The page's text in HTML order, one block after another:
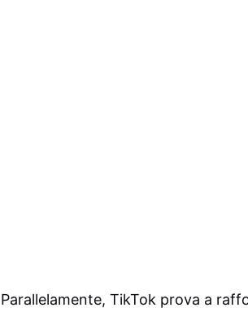
Parallelamente, TikTok prova a